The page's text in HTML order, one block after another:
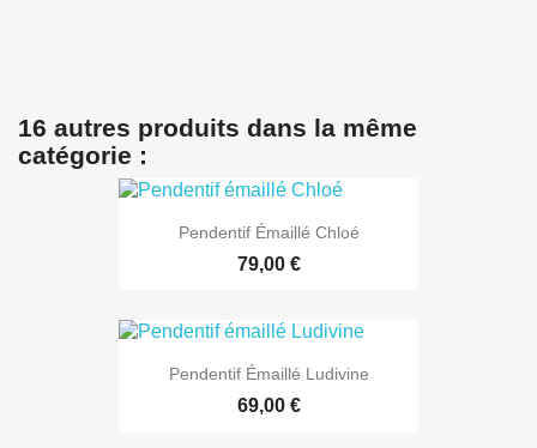
16 autres produits dans la même
catégorie :
Pendentif Émaillé Chloé
79,00 €
Pendentif Émaillé Ludivine
69,00 €